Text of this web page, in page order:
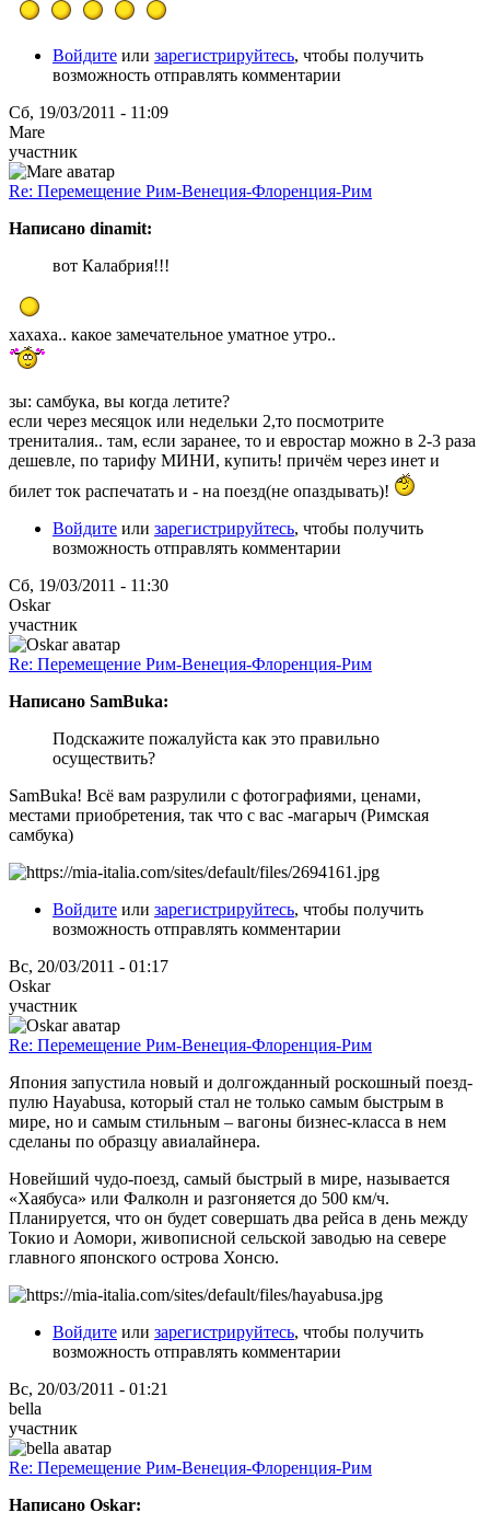
Войдите или зарегистрируйтесь, чтобы получить
возможность отправлять комментарии
Сб, 19/03/2011 - 11:09
Mare
участник
Re: Перемещение Рим-Венеция-Флоренция-Рим
Написано dinamit:
вот Калабрия!!!
хахаха.. какое замечательное уматное утро..
зы: самбука, вы когда летите?
если через месяцок или недельки 2,то посмотрите
трениталия.. там, если заранее, то и евростар можно в 2-3 раза
дешевле, по тарифу МИНИ, купить! причём через инет и
билет ток распечатать и - на поезд(не опаздывать)!
Войдите или зарегистрируйтесь, чтобы получить
возможность отправлять комментарии
Сб, 19/03/2011 - 11:30
Oskar
участник
Re: Перемещение Рим-Венеция-Флоренция-Рим
Написано SamBuka:
Подскажите пожалуйста как это правильно
осуществить?
SamBuka! Всё вам разрулили с фотографиями, ценами,
местами приобретения, так что с вас -магарыч (Римская
самбука)
Войдите или зарегистрируйтесь, чтобы получить
возможность отправлять комментарии
Вс, 20/03/2011 - 01:17
Oskar
участник
Re: Перемещение Рим-Венеция-Флоренция-Рим
Япония запустила новый и долгожданный роскошный поезд-
пулю Hayabusa, который стал не только самым быстрым в
мире, но и самым стильным – вагоны бизнес-класса в нем
сделаны по образцу авиалайнера.
Новейший чудо-поезд, самый быстрый в мире, называется
«Хаябуса» или Фалколн и разгоняется до 500 км/ч.
Планируется, что он будет совершать два рейса в день между
Токио и Аомори, живописной сельской заводью на севере
главного японского острова Хонсю.
Войдите или зарегистрируйтесь, чтобы получить
возможность отправлять комментарии
Вс, 20/03/2011 - 01:21
bella
участник
Re: Перемещение Рим-Венеция-Флоренция-Рим
Написано Oskar: